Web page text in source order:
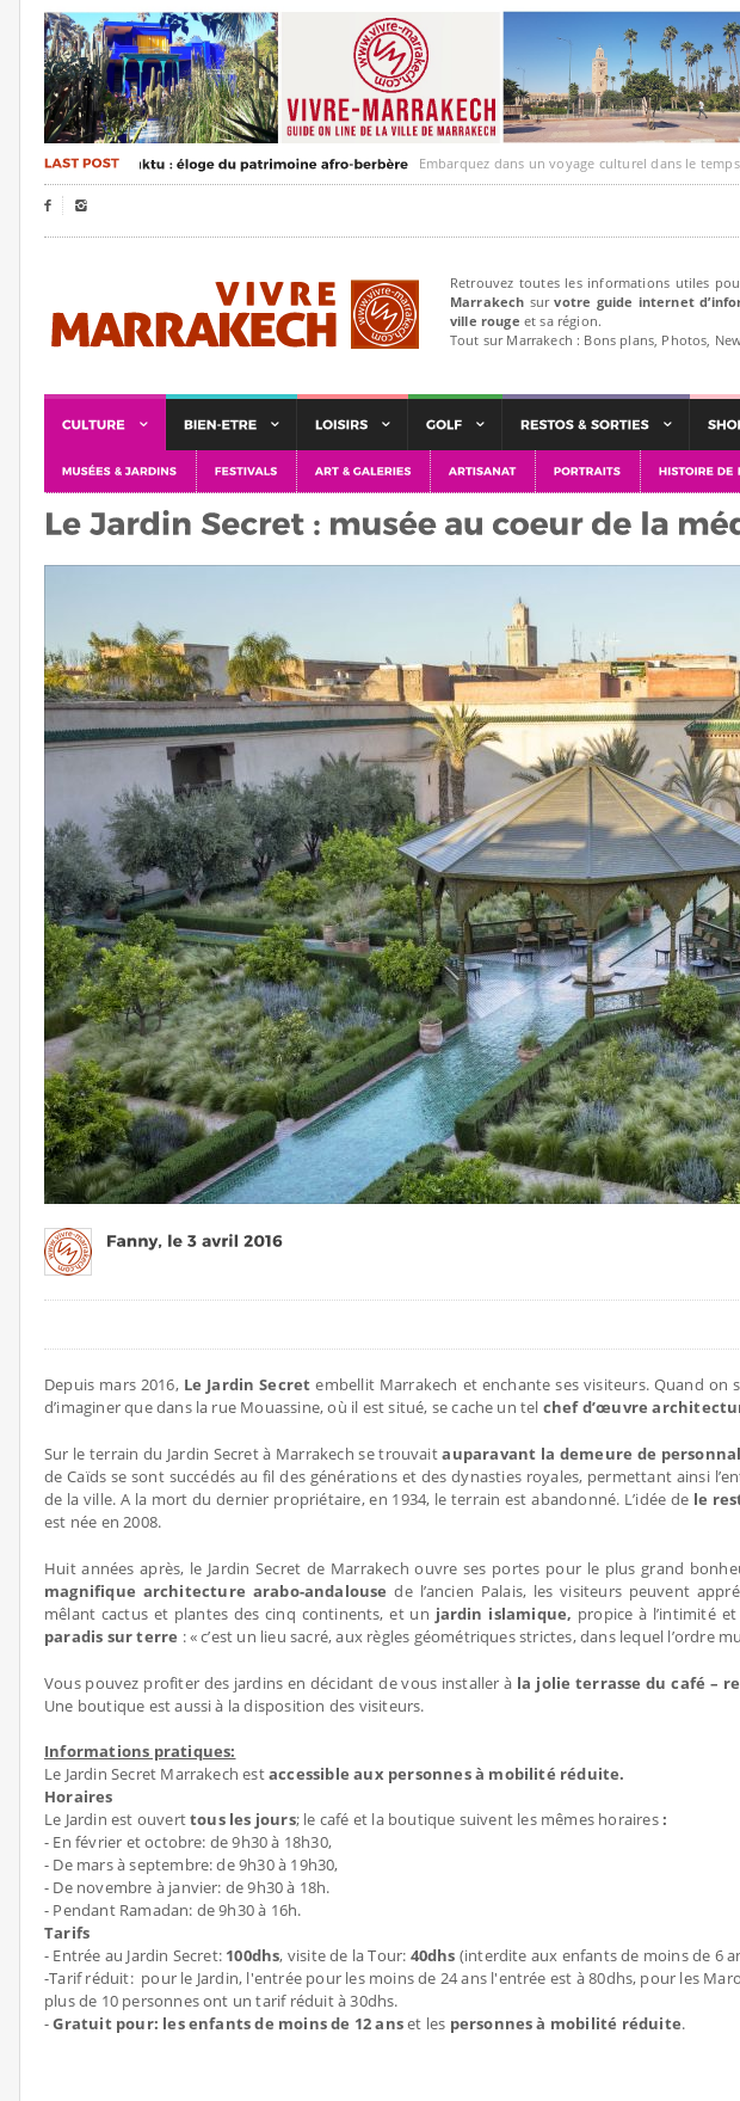
Embarquez dans un voyage culturel dans le temps, à la
 
Retrouvez toutes les informations utiles
Marrakech survotre guide internet
ville rouge et sa région.
Tout sur Marrakech : Bons plans, Photos,
Depuis mars 2016, Le Jardin Secretembellit Marrakech et enchante ses visiteurs. Quand on
d’imaginer que dans la rue Mouassine, où il est situé, se cache un tel chef d’œuvre
Sur le terrain du Jardin Secret à Marrakech se trouvaitauparavant la demeure de
de Caïds se sont succédés au fil des générations et des dynasties royales, permettant ainsi
de la ville. A la mort du dernier propriétaire, en 1934, le terrain est abandonné. L’idée de le
est née en 2008.
Huit années après, le Jardin Secret de Marrakech ouvre ses portes pour le plus grand
magnifique architecture arabo-andalouse de l’ancien Palais, les visiteurs peuvent
mêlant cactus et plantes des cinq continents, et un jardin islamique, propice à l’intimité
paradis sur terre : « c’est un lieu sacré, aux règles géométriques strictes, dans lequel l’ordre
Vous pouvez profiter des jardins en décidant de vous installer à la jolie terrasse du café –
Une boutique est aussi à la disposition des visiteurs.
Informations pratiques:
Le Jardin Secret Marrakech estaccessible aux personnes à mobilité réduite.
Horaires
Le Jardin est ouverttous les jours; le café et la boutique suivent les mêmes horaires :
- En février et octobre: de 9h30 à 18h30,
- De mars à septembre: de 9h30 à 19h30,
- De novembre à janvier: de 9h30 à 18h.
- Pendant Ramadan: de 9h30 à 16h.
Tarifs
- Entrée au Jardin Secret: 100dhs, visite de la Tour: 40dhs (interdite aux enfants de moins de 6
-Tarif réduit: pour le Jardin, l'entrée pour les moins de 24 ans l'entrée est à 80dhs, pour les
plus de 10 personnes ont un tarif réduit à 30dhs.
-Gratuit pour: les enfants de moins de 12 anset les personnes à mobilité réduite.